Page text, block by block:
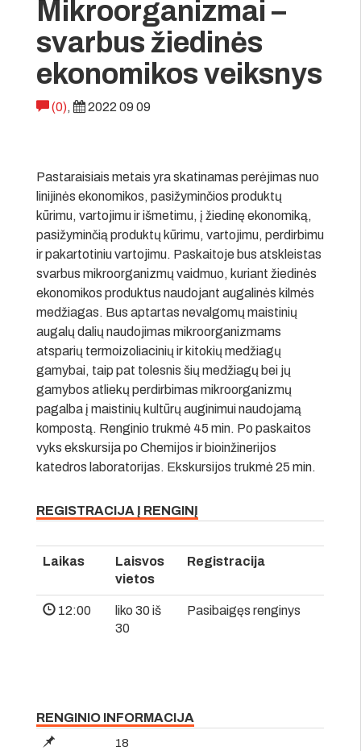
Mikroorganizmai –
svarbus žiedinės
ekonomikos veiksnys
(0), 2022 09 09
Pastaraisiais metais yra skatinamas perėjimas nuo
linijinės ekonomikos, pasižyminčios produktų
kūrimu, vartojimu ir išmetimu, į žiedinę ekonomiką,
pasižyminčią produktų kūrimu, vartojimu, perdirbimu
ir pakartotiniu vartojimu. Paskaitoje bus atskleistas
svarbus mikroorganizmų vaidmuo, kuriant žiedinės
ekonomikos produktus naudojant augalinės kilmės
medžiagas. Bus aptartas nevalgomų maistinių
augalų dalių naudojimas mikroorganizmams
atsparių termoizoliacinių ir kitokių medžiagų
gamybai, taip pat tolesnis šių medžiagų bei jų
gamybos atliekų perdirbimas mikroorganizmų
pagalba į maistinių kultūrų auginimui naudojamą
kompostą. Renginio trukmė 45 min. Po paskaitos
vyks ekskursija po Chemijos ir bioinžinerijos
katedros laboratorijas. Ekskursijos trukmė 25 min.
REGISTRACIJA Į RENGINĮ
Laikas
Laisvos
vietos
Registracija
12:00
liko 30 iš
30
Pasibaigęs renginys
RENGINIO INFORMACIJA
18